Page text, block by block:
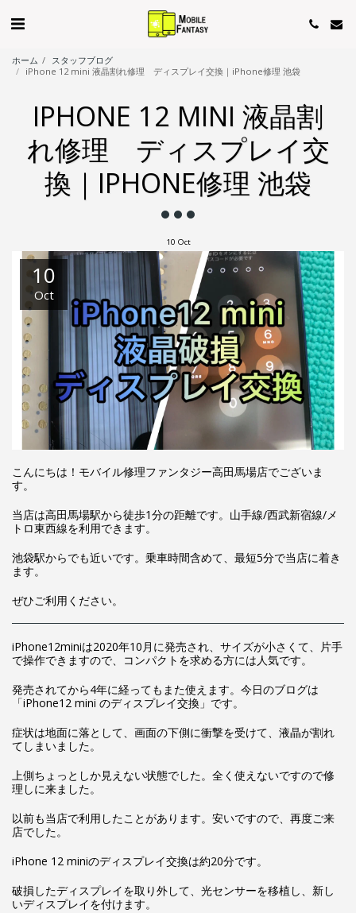
ホーム
スタッフブログ
iPhone 12 mini 液晶割れ修理 ディスプレイ交換｜iPhone修理 池袋
IPHONE 12 MINI 液晶割
れ修理 ディスプレイ交
換｜IPHONE修理 池袋
10 Oct
10
Oct
こんにちは！モバイル修理ファンタジー高田馬場店でございま
す。
当店は高田馬場駅から徒歩1分の距離です。山手線/西武新宿線/メ
トロ東西線を利用できます。
池袋駅からでも近いです。乗車時間含めて、最短5分で当店に着き
ます。
ぜひご利用ください。
iPhone12miniは2020年10月に発売され、サイズが小さくて、片手
で操作できますので、コンパクトを求める方には人気です。
発売されてから4年に経ってもまた使えます。今日のブログは
「iPhone12 mini のディスプレイ交換」です。
症状は地面に落として、画面の下側に衝撃を受けて、液晶が割れ
てしまいました。
上側ちょっとしか見えない状態でした。全く使えないですので修
理しに来ました。
以前も当店で利用したことがあります。安いですので、再度ご来
店でした。
iPhone 12 miniのディスプレイ交換は約20分です。
破損したディスプレイを取り外して、光センサーを移植し、新し
いディスプレイを付けます。